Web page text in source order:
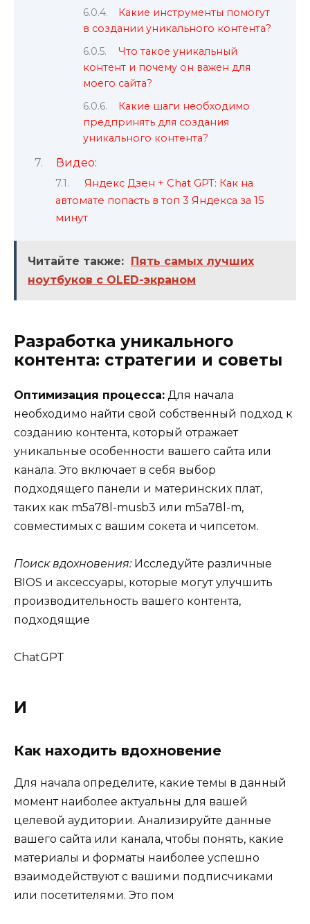
Какие инструменты помогут
в создании уникального контента?
Что такое уникальный
контент и почему он важен для
моего сайта?
Какие шаги необходимо
предпринять для создания
уникального контента?
Видео:
Яндекс Дзен + Chat GPT: Как на
автомате попасть в топ 3 Яндекса за 15
минут
Читайте также: Пять самых лучших
ноутбуков с OLED-экраном
Разработка уникального
контента: стратегии и советы
Оптимизация процесса: Для начала
необходимо найти свой собственный подход к
созданию контента, который отражает
уникальные особенности вашего сайта или
канала. Это включает в себя выбор
подходящего панели и материнских плат,
таких как m5a78l-musb3 или m5a78l-m,
совместимых с вашим сокета и чипсетом.
Поиск вдохновения:Исследуйте различные
BIOS и аксессуары, которые могут улучшить
производительность вашего контента,
подходящие
ChatGPT
И
Как находить вдохновение
Для начала определите, какие темы в данный
момент наиболее актуальны для вашей
целевой аудитории. Анализируйте данные
вашего сайта или канала, чтобы понять, какие
материалы и форматы наиболее успешно
взаимодействуют с вашими подписчиками
или посетителями. Это пом